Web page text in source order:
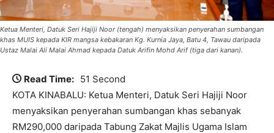
Ketua Menteri, Datuk Seri Hajiji Noor (tengah) menyaksikan penyerahan sumbangan
khas MUIS kepada KIR mangsa kebakaran Kg. Kurnia Jaya, Batu 4, Tawau daripada
Ustaz Malai Ali Malai Ahmad kepada Datuk Arifin Mohd Arif (tiga dari kanan).
Read Time: 51 Second
KOTA KINABALU: Ketua Menteri, Datuk Seri Hajiji Noor
menyaksikan penyerahan sumbangan khas sebanyak
RM290,000 daripada Tabung Zakat Majlis Ugama Islam